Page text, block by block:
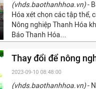
(vhds.baothanhhoa.vn)-
Hóa xét chọn các tập thể,
Nông nghiệp Thanh Hóa
Báo Thanh Hóa...
Thay đổi để nông
2023-09-10 08:48:00
(vhds.baothanhhoa.vn)-